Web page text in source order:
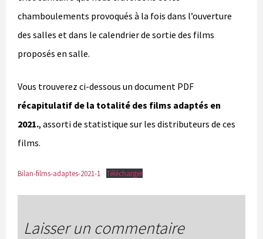
chamboulements provoqués à la fois dans l’ouverture
des salles et dans le calendrier de sortie des films
proposés en salle.
Vous trouverez ci-dessous un document PDF
récapitulatif de la totalité des films adaptés en
2021., assorti de statistique sur les distributeurs de ces
films.
Bilan-films-adaptes-2021-1 Télécharger
Laisser un commentaire